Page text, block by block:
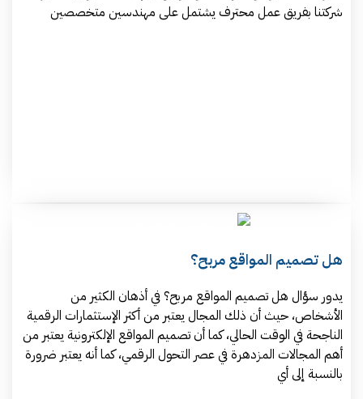
شركتنا بفريق عمل محترف يشتمل على مهندسين متخصصين
هل تصميم المواقع مربح؟
يدور سؤال هل تصميم المواقع مربح؟ في أذهان الكثير من
الأشخاص، حيث أن ذلك المجال يعتبر من أكثر الإستثمارات الرقمية
الناجحة في الوقت الحالي، كما أن تصميم المواقع الإلكترونية يعتبر من
أهم المجالات المزدهرة في عصر التحول الرقمي، كما أنه يعتبر ضرورة
بالنسبة إلى أي